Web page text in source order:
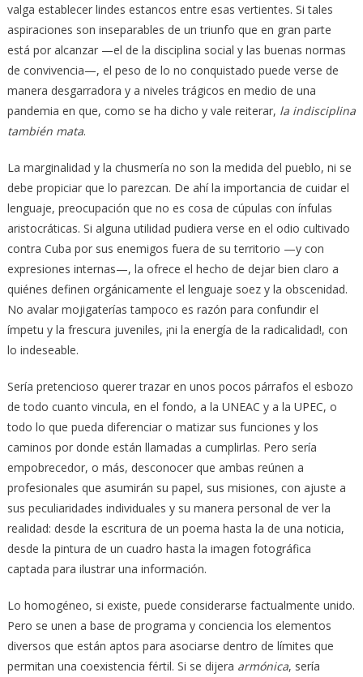
valga establecer lindes estancos entre esas vertientes. Si tales
aspiraciones son inseparables de un triunfo que en gran parte
está por alcanzar —el de la disciplina social y las buenas normas
de convivencia—, el peso de lo no conquistado puede verse de
manera desgarradora y a niveles trágicos en medio de una
pandemia en que, como se ha dicho y vale reiterar, la indisciplina
también mata.
La marginalidad y la chusmería no son la medida del pueblo, ni se
debe propiciar que lo parezcan. De ahí la importancia de cuidar el
lenguaje, preocupación que no es cosa de cúpulas con ínfulas
aristocráticas. Si alguna utilidad pudiera verse en el odio cultivado
contra Cuba por sus enemigos fuera de su territorio —y con
expresiones internas—, la ofrece el hecho de dejar bien claro a
quiénes definen orgánicamente el lenguaje soez y la obscenidad.
No avalar mojigaterías tampoco es razón para confundir el
ímpetu y la frescura juveniles, ¡ni la energía de la radicalidad!, con
lo indeseable.
Sería pretencioso querer trazar en unos pocos párrafos el esbozo
de todo cuanto vincula, en el fondo, a la UNEAC y a la UPEC, o
todo lo que pueda diferenciar o matizar sus funciones y los
caminos por donde están llamadas a cumplirlas. Pero sería
empobrecedor, o más, desconocer que ambas reúnen a
profesionales que asumirán su papel, sus misiones, con ajuste a
sus peculiaridades individuales y su manera personal de ver la
realidad: desde la escritura de un poema hasta la de una noticia,
desde la pintura de un cuadro hasta la imagen fotográfica
captada para ilustrar una información.
Lo homogéneo, si existe, puede considerarse factualmente unido.
Pero se unen a base de programa y conciencia los elementos
diversos que están aptos para asociarse dentro de límites que
permitan una coexistencia fértil. Si se dijera armónica, sería